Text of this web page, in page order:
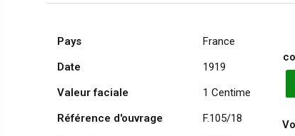
de
Pays
France
Date
1919
Valeur faciale
1 Centime
Référence d'ouvrage
F.105/18